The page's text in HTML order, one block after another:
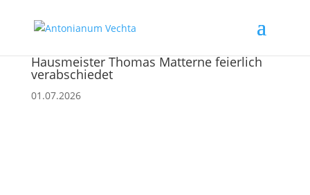
Hausmeister Thomas Matterne feierlich
verabschiedet
01.07.2026